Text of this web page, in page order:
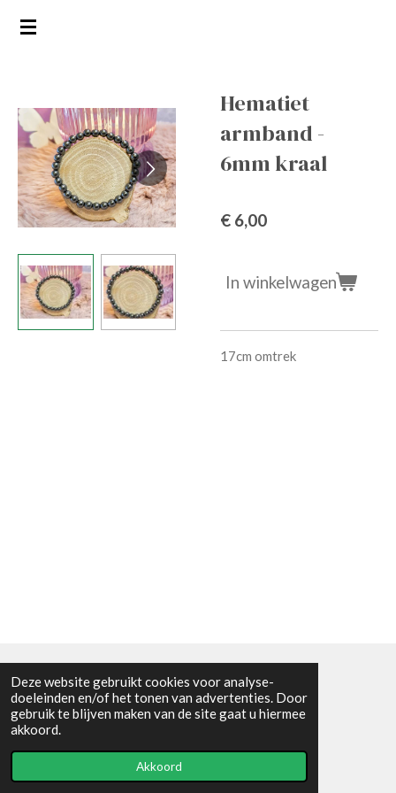
Deze website gebruikt cookies voor analyse-
doeleinden en/of het tonen van advertenties. Door
gebruik te blijven maken van de site gaat u hiermee
akkoord.
Akkoord
Ga
hoofdinhoud
Hematiet
armband -
6mm kraal
€ 6,00
In winkelwagen
17cm omtrek
Algemene voorwaarden
© 2021 - RC en mineralenshop Het vlinderpad